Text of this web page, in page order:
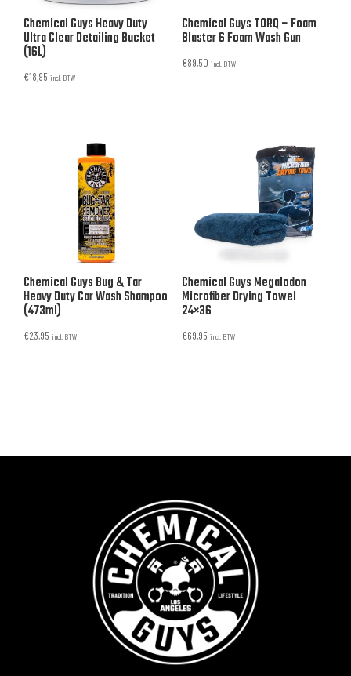
Chemical Guys Heavy Duty
Ultra Clear Detailing Bucket
(16L)
€18,95 incl. BTW
Chemical Guys TORQ – Foam
Blaster 6 Foam Wash Gun
€89,50 incl. BTW
Chemical Guys Bug & Tar
Heavy Duty Car Wash Shampoo
(473ml)
€23,95 incl. BTW
Chemical Guys Megalodon
Microfiber Drying Towel
24×36
€69,95 incl. BTW